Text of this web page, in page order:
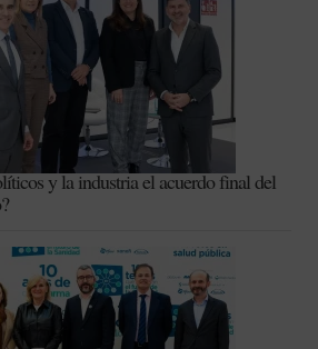
y la industria el acuerdo final del